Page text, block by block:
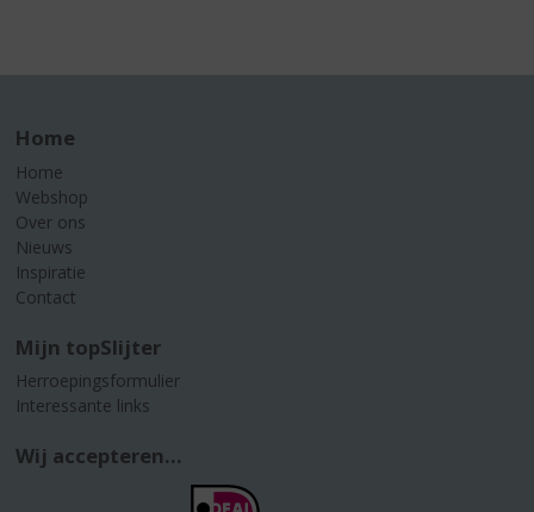
Home
Home
Webshop
Over ons
Nieuws
Inspiratie
Contact
Mijn topSlijter
Herroepingsformulier
Interessante links
Wij accepteren...